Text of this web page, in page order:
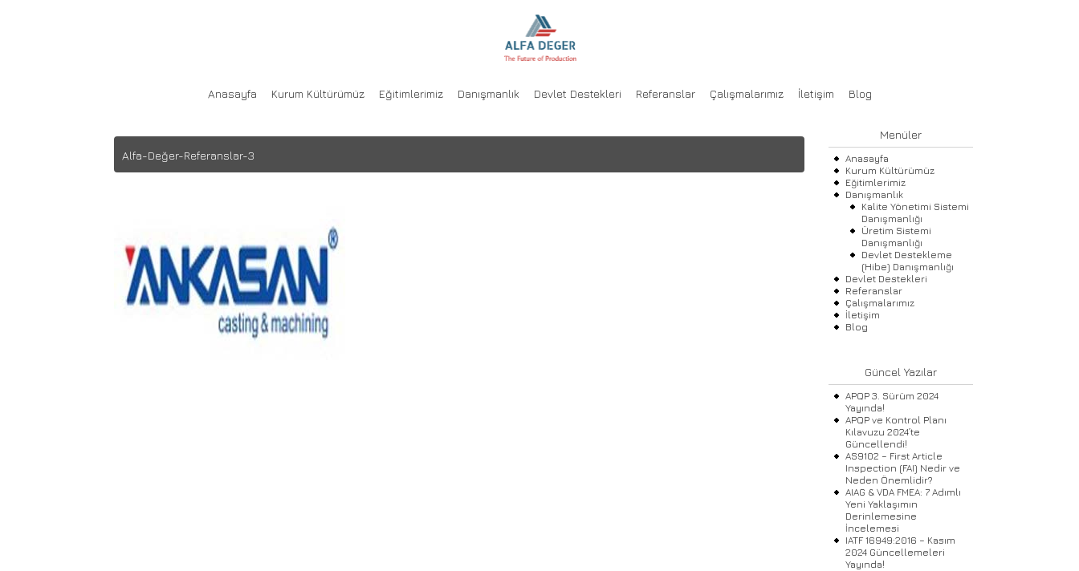
Anasayfa Kurum Kültürümüz Eğitimlerimiz Danışmanlık Devlet Destekleri Referanslar Çalışmalarımız İletişim Blog
Alfa-Değer-Referanslar-3
Menüler
Anasayfa
Kurum Kültürümüz
Eğitimlerimiz
Danışmanlık
Kalite Yönetimi Sistemi
Danışmanlığı
Üretim Sistemi
Danışmanlığı
Devlet Destekleme
(Hibe) Danışmanlığı
Devlet Destekleri
Referanslar
Çalışmalarımız
İletişim
Blog
Güncel Yazılar
APQP 3. Sürüm 2024
Yayında!
APQP ve Kontrol Planı
Kılavuzu 2024’te
Güncellendi!
AS9102 – First Article
Inspection (FAI) Nedir ve
Neden Önemlidir?
AIAG & VDA FMEA: 7 Adımlı
Yeni Yaklaşımın
Derinlemesine
İncelemesi
IATF 16949:2016 – Kasım
2024 Güncellemeleri
Yayında!